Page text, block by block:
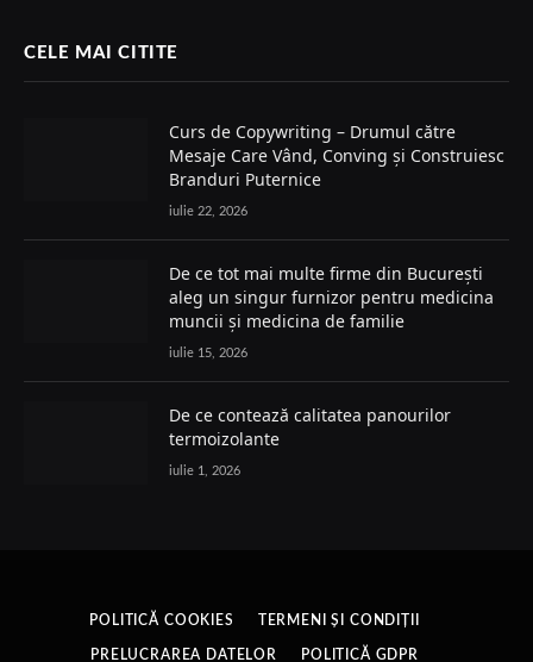
CELE MAI CITITE
Curs de Copywriting – Drumul către
Mesaje Care Vând, Conving și Construiesc
Branduri Puternice
iulie 22, 2026
De ce tot mai multe firme din București
aleg un singur furnizor pentru medicina
muncii și medicina de familie
iulie 15, 2026
De ce contează calitatea panourilor
termoizolante
iulie 1, 2026
POLITICĂ COOKIES TERMENI ȘI CONDIȚII
PRELUCRAREA DATELOR POLITICĂ GDPR